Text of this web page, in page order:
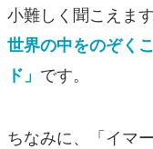
小難しく聞こえま
世界の中をのぞく
ド」 です。
ちなみに、「イマ